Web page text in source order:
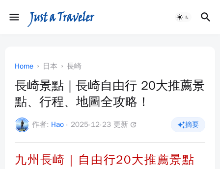
Home 日本 長崎
長崎景點｜長崎自由行 20大推薦景
點、行程、地圖全攻略！
作者: Hao - 2025-12-23 更新 update 摘要
九州長崎｜自由行20大推薦景點